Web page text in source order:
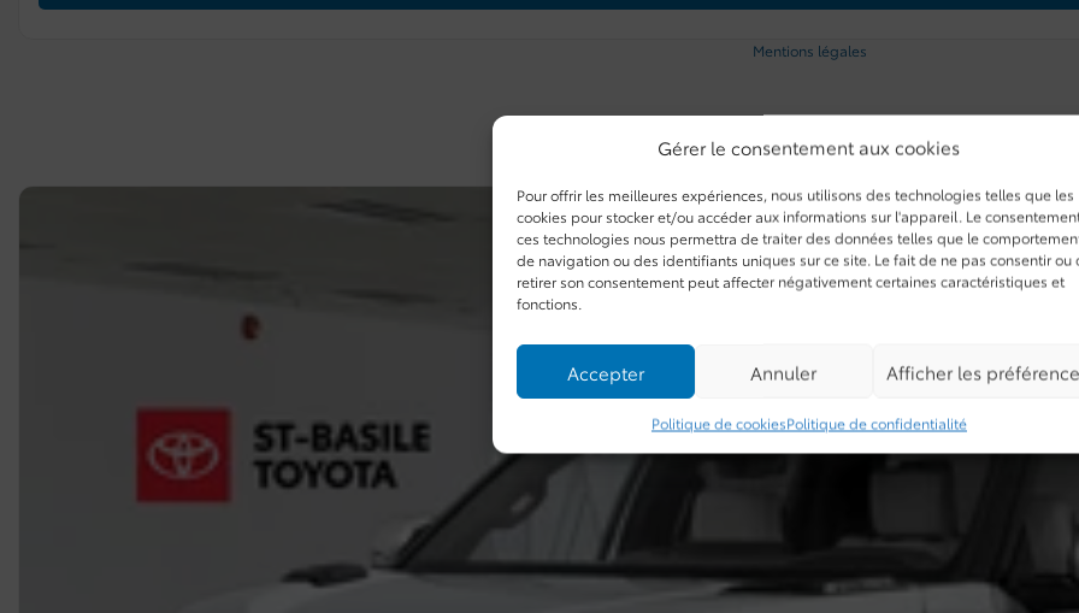
Gérer le consentement aux cookies
Pour offrir les meilleures expériences, nous utilisons des technologies telles que les
cookies pour stocker et/ou accéder aux informations sur l'appareil. Le
ces technologies nous permettra de traiter des données telles que le
de navigation ou des identifiants uniques sur ce site. Le fait de ne pas consentir ou
retirer son consentement peut affecter négativement certaines caractéristiques et
fonctions.
Accepter Annuler Afficher les
Politique de cookiesPolitique de confidentialité
Mentions légales